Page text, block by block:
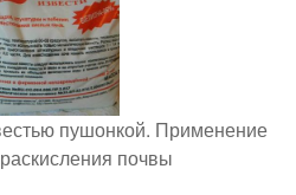
пушонкой. Применение
почвы